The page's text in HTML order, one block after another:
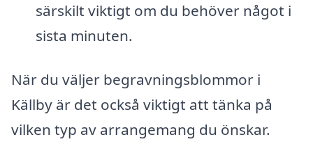
särskilt viktigt om du behöver något i
sista minuten.
När du väljer begravningsblommor i
Källby är det också viktigt att tänka på
vilken typ av arrangemang du önskar.